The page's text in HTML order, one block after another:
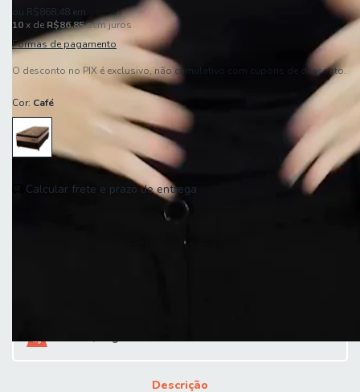
ou R$868,48 em
10x de R$86,85sem juros
Formas de pagamento
O desconto no PIX é exclusivo, não cumulativo com cupons de desconto.
Cor: Café
Calcular frete e prazo de entrega
Descrição